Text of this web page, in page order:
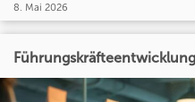
8. Mai 2026